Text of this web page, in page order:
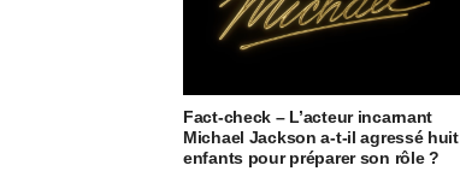
Fact-check – L’acteur incarnant
Michael Jackson a-t-il agressé huit
enfants pour préparer son rôle ?